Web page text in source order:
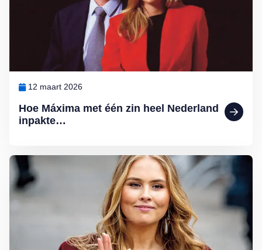
Hoe Máxima met één zin heel Nederland
inpakte…
12 maart 2026
Lees meer over Ten paleize: kiezen tussen liefde en troon